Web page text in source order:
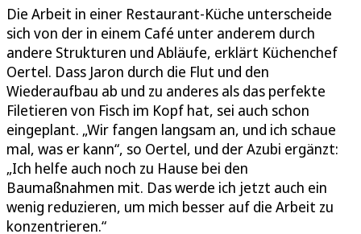
Die Arbeit in einer Restaurant-Küche unterscheide
sich von der in einem Café unter anderem durch
andere Strukturen und Abläufe, erklärt Küchenchef
Oertel. Dass Jaron durch die Flut und den
Wiederaufbau ab und zu anderes als das perfekte
Filetieren von Fisch im Kopf hat, sei auch schon
eingeplant. „Wir fangen langsam an, und ich schaue
mal, was er kann“, so Oertel, und der Azubi ergänzt:
„Ich helfe auch noch zu Hause bei den
Baumaßnahmen mit. Das werde ich jetzt auch ein
wenig reduzieren, um mich besser auf die Arbeit zu
konzentrieren.“